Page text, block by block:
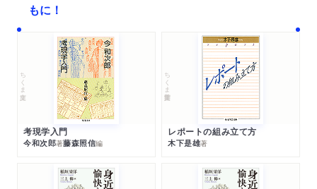
もに！
ちくま文庫
考現学入門
今和次郎著藤森照信編
ちくま学芸文庫
レポートの組み立て方
木下是雄著